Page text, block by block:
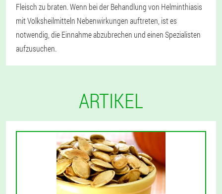
Fleisch zu braten. Wenn bei der Behandlung von Helminthiasis
mit Volksheilmitteln Nebenwirkungen auftreten, ist es
notwendig, die Einnahme abzubrechen und einen Spezialisten
aufzusuchen.
ARTIKEL